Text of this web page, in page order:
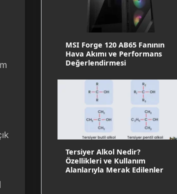
MSI Forge 120 AB65 Fanının
Hava Akımı ve Performans
Değerlendirmesi
Tersiyer Alkol Nedir?
Özellikleri ve Kullanım
Alanlarıyla Merak Edilenler